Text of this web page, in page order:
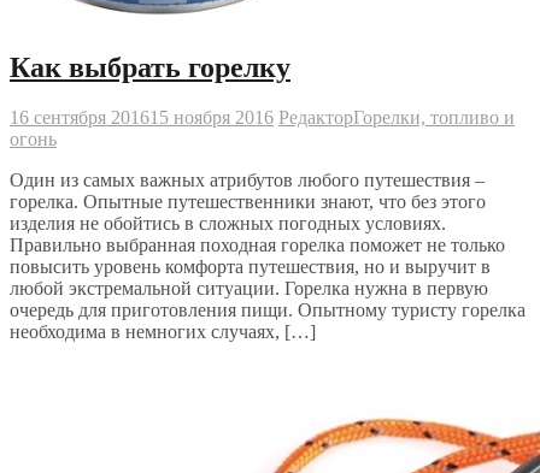
Как выбрать горелку
16 сентября 201615 ноября 2016 РедакторГорелки, топливо и
огонь
Один из самых важных атрибутов любого путешествия –
горелка. Опытные путешественники знают, что без этого
изделия не обойтись в сложных погодных условиях.
Правильно выбранная походная горелка поможет не только
повысить уровень комфорта путешествия, но и выручит в
любой экстремальной ситуации. Горелка нужна в первую
очередь для приготовления пищи. Опытному туристу горелка
необходима в немногих случаях, […]